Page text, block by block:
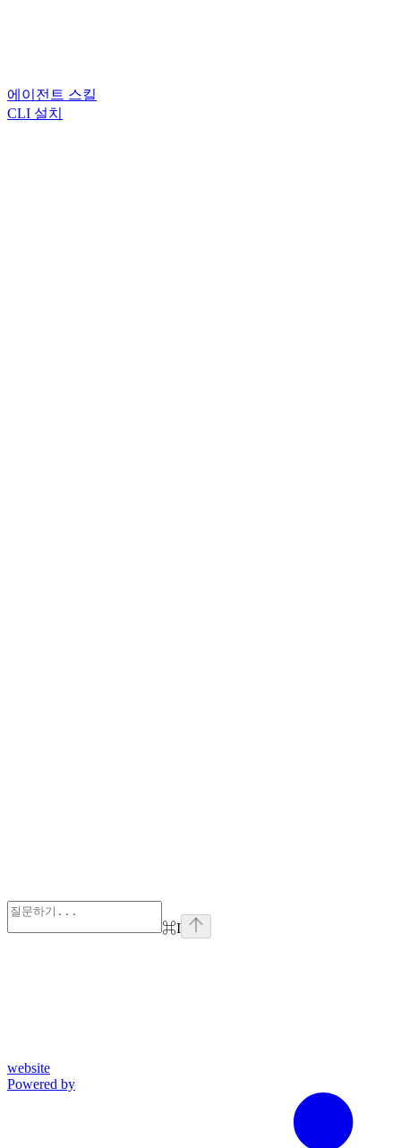
에이전트 스킬
CLI 설치
⌘I
website
Powered by